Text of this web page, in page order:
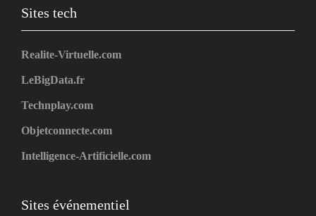
Sites tech
Realite-Virtuelle.com
LeBigData.fr
Technplay.com
Objetconnecte.com
Intelligence-Artificielle.com
Sites événementiel